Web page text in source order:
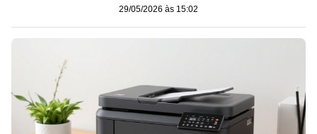
29/05/2026 às 15:02